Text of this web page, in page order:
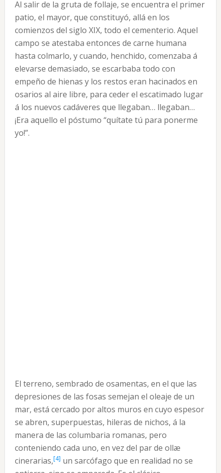
Al salir de la gruta de follaje, se encuentra el primer
patio, el mayor, que constituyó, allá en los
comienzos del siglo XIX, todo el cementerio. Aquel
campo se atestaba entonces de carne humana
hasta colmarlo, y cuando, henchido, comenzaba á
elevarse demasiado, se escarbaba todo con
empeño de hienas y los restos eran hacinados en
osarios al aire libre, para ceder el escatimado lugar
á los nuevos cadáveres que llegaban… llegaban…
¡Era aquello el póstumo “quítate tú para ponerme
yo!”.
El terreno, sembrado de osamentas, en el que las
depresiones de las fosas semejan el oleaje de un
mar, está cercado por altos muros en cuyo espesor
se abren, superpuestas, hileras de nichos, á la
manera de las columbaria romanas, pero
conteniendo cada uno, en vez del par de ollæ
cinerarias,[4] un sarcófago que en realidad no se